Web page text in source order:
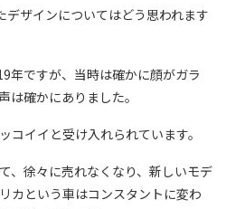
デザインについてはどう思われます
年ですが、当時は確かに顔がガラ
は確かにありました。
コイイと受け入れられています。
、徐々に売れなくなり、新しいモデ
カという車はコンスタントに変わ